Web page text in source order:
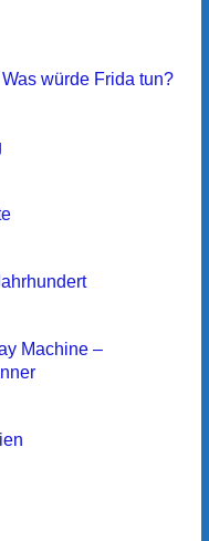
würde Frida tun?
Machine –